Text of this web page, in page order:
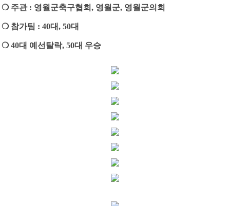
❍ 주관 : 영월군축구협회, 영월군, 영월군의회
❍ 참가팀 : 40대, 50대
❍ ​40대 예선탈락, 50대 우승